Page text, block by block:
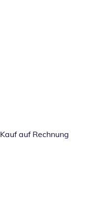
Kauf auf Rechnung